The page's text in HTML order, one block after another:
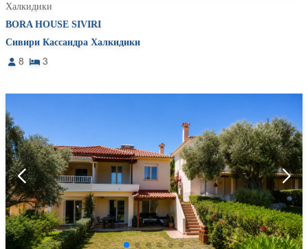
Халкидики
BORA HOUSE SIVIRI
Сивири Кассандра Халкидики
8 3